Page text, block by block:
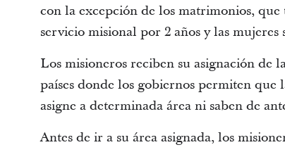
con la excepción de los matrimonios,
servicio misional por 2 años y las mujeres
Los misioneros reciben su asignación de
países donde los gobiernos permiten
asigne a determinada área ni saben de
Antes de ir a su área asignada, los